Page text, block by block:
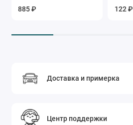
885 ₽ 122 ₽
Доставка и примерка
Центр поддержки